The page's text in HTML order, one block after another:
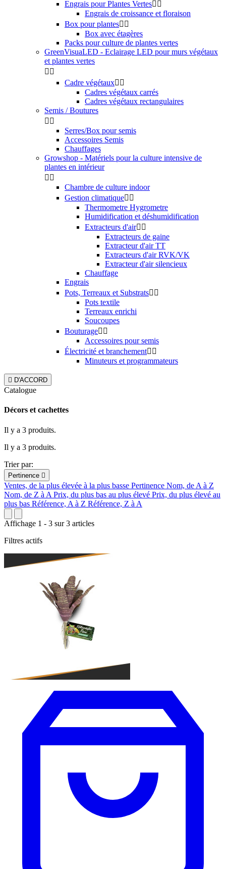
Engrais pour Plantes Vertes 
Engrais de croissance et floraison
Box pour plantes 
Box avec étagères
Packs pour culture de plantes vertes
GreenVisuaLED - Eclairage LED pour murs végétaux
et plantes vertes
 
Cadre végétaux 
Cadres végétaux carrés
Cadres végétaux rectangulaires
Semis / Boutures
 
Serres/Box pour semis
Accessoires Semis
Chauffages
Growshop - Matériels pour la culture intensive de
plantes en intérieur
 
Chambre de culture indoor
Gestion climatique 
Thermometre Hygrometre
Humidification et déshumidification
Extracteurs d'air 
Extracteurs de gaine
Extracteur d'air TT
Extracteurs d'air RVK/VK
Extracteur d'air silencieux
Chauffage
Engrais
Pots, Terreaux et Substrats 
Pots textile
Terreaux enrichi
Soucoupes
Bouturage 
Accessoires pour semis
Électricité et branchement 
Minuteurs et programmateurs
 D'ACCORD
Catalogue
Décors et cachettes
Il y a 3 produits.
Il y a 3 produits.
Trier par:
Pertinence 
Ventes, de la plus élevée à la plus basse Pertinence Nom, de A à Z
Nom, de Z à A Prix, du plus bas au plus élevé Prix, du plus élevé au
plus bas Référence, A à Z Référence, Z à A
Affichage 1 - 3 sur 3 articles
Filtres actifs